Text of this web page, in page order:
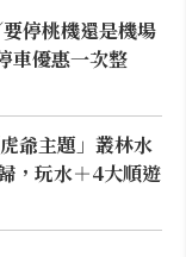
停桃機還是機場
車優惠一次整
爺主題」叢林水
，玩水＋4大順遊